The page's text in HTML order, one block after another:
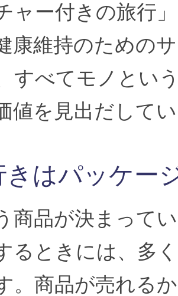
ャー付きの旅行
康維持のための
すべてモノとい
値を見出だして
きはパッケー
商品が決まって
るときには、多
。商品が売れる